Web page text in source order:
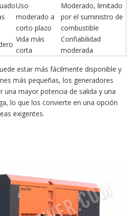
Uso
moderado a
corto plazo
Moderado, limitado
por el suministro de
combustible
Vida más
corta
Confiabilidad
moderada
estar más fácilmente disponible y
más pequeñas, los generadores
una mayor potencia de salida y una
lo que los convierte en una opción
exigentes.